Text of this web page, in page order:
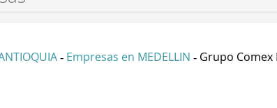
- Empresas en MEDELLIN - Grupo Comex